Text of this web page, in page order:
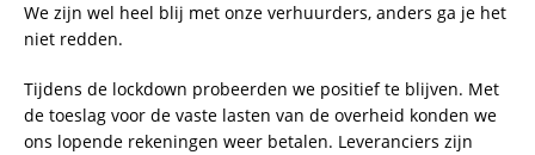
We zijn wel heel blij met onze verhuurders, anders ga je het
niet redden.
Tijdens de lockdown probeerden we positief te blijven. Met
de toeslag voor de vaste lasten van de overheid konden we
ons lopende rekeningen weer betalen. Leveranciers zijn